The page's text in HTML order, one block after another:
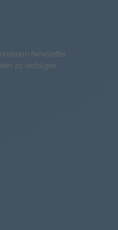
Newsletter
zu verfolgen